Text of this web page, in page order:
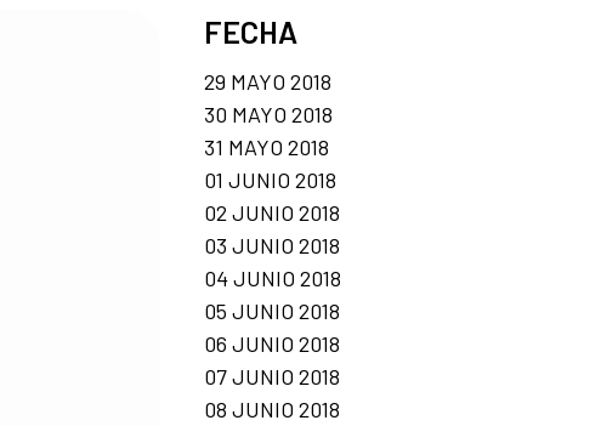
FECHA
29 MAYO 2018
30 MAYO 2018
31 MAYO 2018
01 JUNIO 2018
02 JUNIO 2018
03 JUNIO 2018
04 JUNIO 2018
05 JUNIO 2018
06 JUNIO 2018
07 JUNIO 2018
08 JUNIO 2018